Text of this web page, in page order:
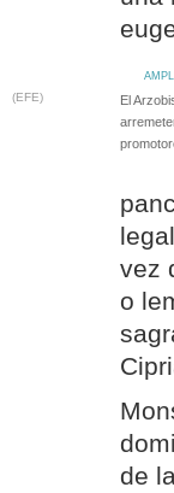
(EFE)
El
vez
o
de